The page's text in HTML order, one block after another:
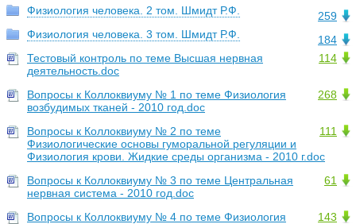
259
Физиология человека. 2 том. Шмидт Р.Ф.
184
Физиология человека. 3 том. Шмидт Р.Ф.
114
Тестовый контроль по теме Высшая нервная
деятельность.doc
268
Вопросы к Коллоквиуму № 1 по теме Физиология
возбудимых тканей - 2010 год.doc
111
Вопросы к Коллоквиуму № 2 по теме
Физиологические основы гуморальной регуляции и
Физиология крови. Жидкие среды организма - 2010 г.doc
61
Вопросы к Коллоквиуму № 3 по теме Центральная
нервная система - 2010 год.doc
143
Вопросы к Коллоквиуму № 4 по теме Физиология